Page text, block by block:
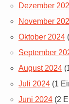
Dezember
November
Oktober 2024
September
August 2024
Juli 2024 (1
Juni 2024 (2